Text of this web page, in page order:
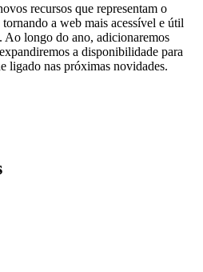
recursos que representam o
a web mais acessível e útil
Ao longo do ano, adicionaremos
a disponibilidade para
ligado nas próximas novidades.